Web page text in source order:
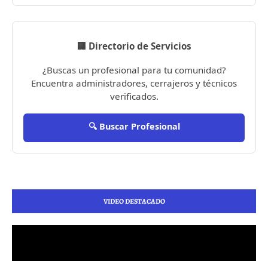
🏢 Directorio de Servicios
¿Buscas un profesional para tu comunidad?
Encuentra administradores, cerrajeros y técnicos
verificados.
🔍 Buscar Profesional
VIDEO DESTACADO